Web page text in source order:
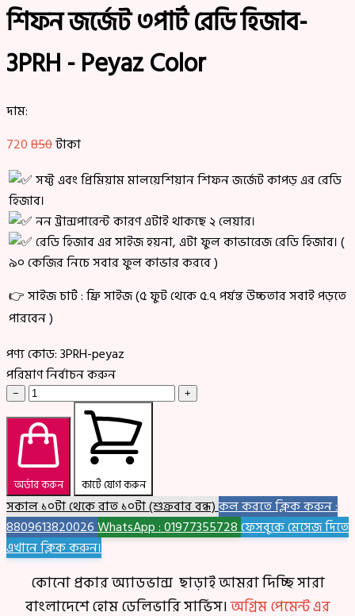
শিফন জর্জেট ৩পার্ট রেডি হিজাব-
3PRH - Peyaz Color
দাম:
720850টাকা
সফ্ট এবং প্রিমিয়াম মালয়েশিয়ান শিফন জর্জেট কাপড় এর রেডি
হিজাব।
নন ট্রান্সপারেন্ট কারণ এটাই থাকছে ২ লেয়ার।
রেডি হিজাব এর সাইজ হয়না, এটা ফুল কাভারেজ রেডি হিজাব। (
৯০ কেজির নিচে সবার ফুল কাভার করবে )
👉 সাইজ চার্ট : ফ্রি সাইজ (৫ ফুট থেকে ৫.৭ পর্যন্ত উচ্চতার সবাই পড়তে
পারবেন )
পণ্য কোড:3PRH-peyaz
পরিমাণ নির্বাচন করুন
− +
অর্ডার করুন কার্টে যোগ করুন
সকাল ১০টা থেকে রাত ১০টা (শুক্রবার বন্ধ)কল করতে ক্লিক করুন :
8809613820026WhatsApp : 01977355728ফেসবুকে মেসেজ দিতে
এখানে ক্লিক করুন।
কোনো প্রকার অ্যাডভান্স ছাড়াই আমরা দিচ্ছি সারা
বাংলাদেশে হোম ডেলিভারি সার্ভিস।অগ্রিম পেমেন্ট এর